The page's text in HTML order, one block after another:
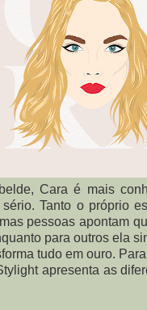
Cara é mais
Tanto o próprio
pessoas apontam
para outros ela
tudo em ouro.
apresenta as